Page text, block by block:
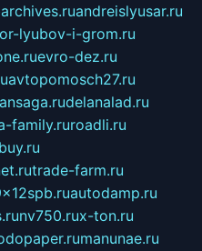
andreislyusar.ru
lyubov-i-grom.ru
evro-dez.ru
avtopomosch27.ru
delanalad.ru
family.ruroadli.ru
trade-farm.ru
autodamp.ru
nv750.rux-ton.ru
manunae.ru